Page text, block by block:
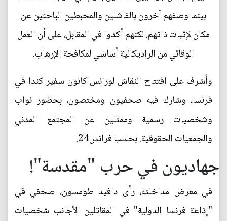
بينما وصفهم آخرون بالفاشلين والمحبطين الباحثين عن
مكان لإثبات ذاتهم. لكنهم أكدوا في المقابل، على أن العمل
الوقائي من الراديكالية أساسي لمكافحة الإرهاب.
وأشرف على افتتاح النقاش لورانس كانون سفير كندا في
فرنسا، وشارك فيه صحفيون ومختصون، بحضور نواب
وشخصيات رسمية وممثلين عن المجتمع المدني
والجمعيات الحقوقية. بحسب فرانس24.
جهاديون في حرب "مقدسة"!
في معرض مداخلته، رأى دافيد طومسون، صحفي في
"إذاعة فرنسا الدولية" في المقاتلين الأجانب شخصيات